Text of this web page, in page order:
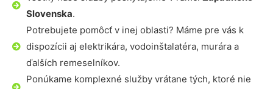
Slovenska.
Potrebujete pomôcť v inej oblasti? Máme pre vás k
dispozícii aj elektrikára, vodoinštalatéra, murára a
ďalších remeselníkov.
Ponúkame komplexné služby vrátane tých, ktoré nie